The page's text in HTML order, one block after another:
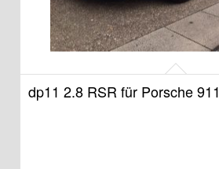
dp11 2.8 RSR für Porsche 911